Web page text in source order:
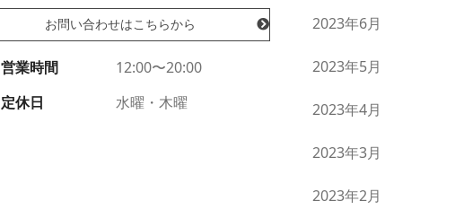
お問い合わせはこちらから
営業時間
12:00〜20:00
定休日
水曜・木曜
2023年6月
2023年5月
2023年4月
2023年3月
2023年2月